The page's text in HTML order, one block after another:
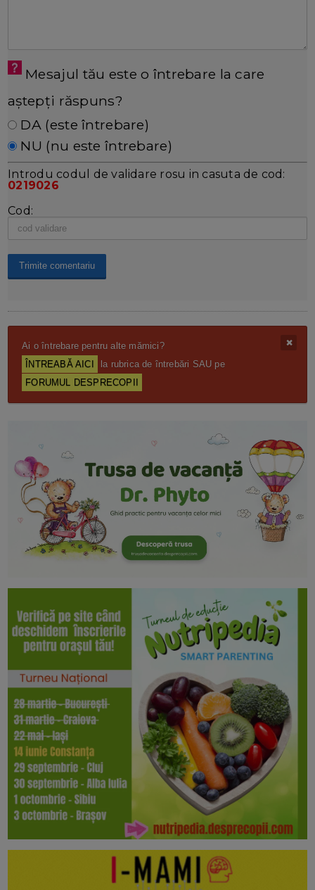
Mesajul tău este o întrebare la care
aștepți răspuns?
DA (este întrebare)
NU (nu este întrebare)
Introdu codul de validare rosu in casuta de cod:
0219026
Cod:
Ai o întrebare pentru alte mămici?
ÎNTREABĂ AICI
la rubrica de întrebări SAU pe
FORUMUL DESPRECOPII